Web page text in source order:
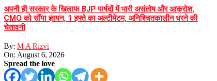
अपनी ही सरकार के खिलाफ BJP पार्षदों में भारी असंतोष और आक्रोश,
CMO को सौंपा ज्ञापन, 1 हफ्ते का अल्टीमेटम, अनिश्चितकालीन धरने की
चेतावनी
By: M A Rizvi
On: August 6, 2026
Spread the love